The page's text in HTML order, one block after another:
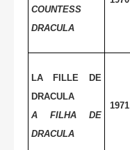
COUNTESS
DRACULA
LA FILLE DE
DRACULA
A FILHA DE
DRACULA
1971